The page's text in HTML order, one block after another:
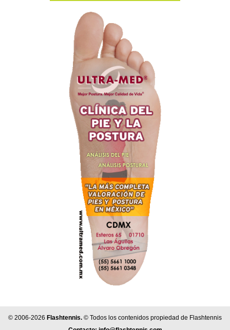
© 2006-2026 Flashtennis. © Todos los contenidos propiedad de Flashtennis